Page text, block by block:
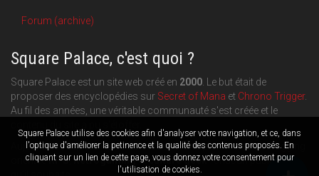
Square Palace utilise des cookies afin d'analyser votre navigation, et ce, dans
l'optique d'améliorer la petinence et la qualité des contenus proposés. En
cliquant sur un lien de cette page, vous donnez votre consentement pour
l'utilisation de cookies.
Forum (archive)
Square Palace, c'est quoi ?
Square Palace est un site web créé en 2000 . Le but était de
proposer des encyclopédies sur Secret of Mana et Chrono Trigger.
Au fil des années, une véritable communauté s'est créée et le
Aujourd'hui, Square Palace c'est aussi une plateforme de blogging
orientéeRPG, Retrogamingetculture geek: chacun publie ce